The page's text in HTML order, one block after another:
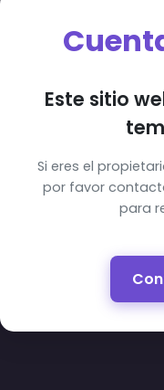
Este sitio
Si eres el
por favor
para